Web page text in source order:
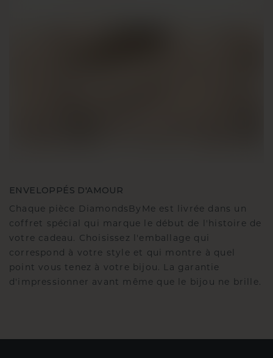
ENVELOPPÉS D'AMOUR
Chaque pièce DiamondsByMe est livrée dans un
coffret spécial qui marque le début de l'histoire de
votre cadeau. Choisissez l'emballage qui
correspond à votre style et qui montre à quel
point vous tenez à votre bijou. La garantie
d'impressionner avant même que le bijou ne brille.